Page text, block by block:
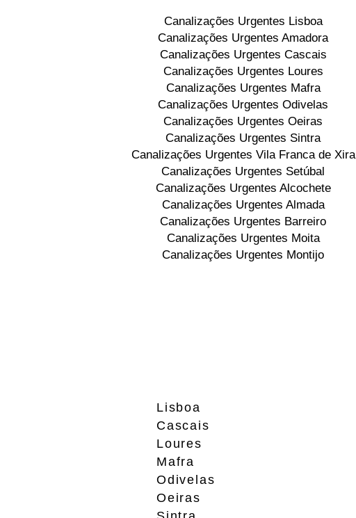
Canalizações Urgentes Lisboa
Canalizações Urgentes Amadora
Canalizações Urgentes Cascais
Canalizações Urgentes Loures
Canalizações Urgentes Mafra
Canalizações Urgentes Odivelas
Canalizações Urgentes Oeiras
Canalizações Urgentes Sintra
Canalizações Urgentes Vila Franca de Xira
Canalizações Urgentes Setúbal
Canalizações Urgentes Alcochete
Canalizações Urgentes Almada
Canalizações Urgentes Barreiro
Canalizações Urgentes Moita
Canalizações Urgentes Montijo
Lisboa
Cascais
Loures
Mafra
Odivelas
Oeiras